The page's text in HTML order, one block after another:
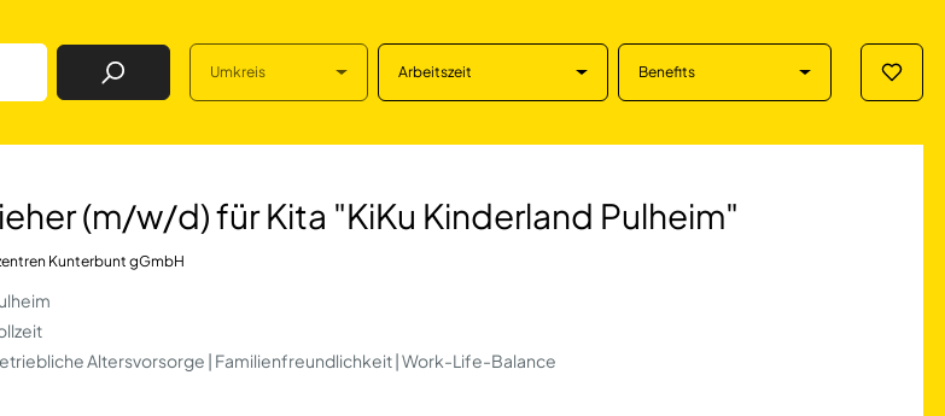
Job Finden Umkreis Arbeitszeit Benefits
"KiKu Kinderland Pulheim"
(m/w/d) für Kita "KiKu Kinderland Pulheim"
Kunterbunt gGmbH
Altersvorsorge | Familienfreundlichkeit | Work-Life-Balance